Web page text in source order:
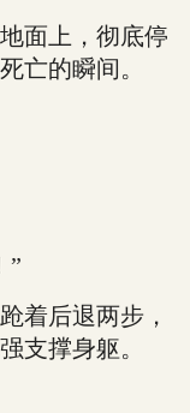
面上，彻底停
亡的瞬间。
”
后退两步，
支撑身躯。